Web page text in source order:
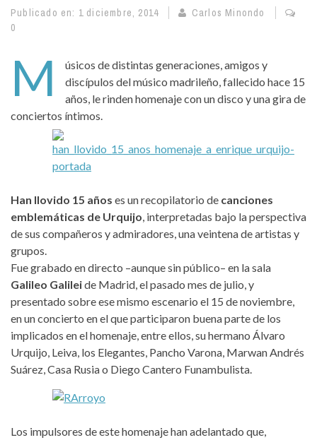
Publicado en: 1 diciembre, 2014
Carlos Minondo
0
M
úsicos de distintas generaciones, amigos y
discípulos del músico madrileño, fallecido hace 15
años, le rinden homenaje con un disco y una gira de
conciertos íntimos.
Han llovido 15 años es un recopilatorio de canciones
emblemáticas de Urquijo , interpretadas bajo la perspectiva
de sus compañeros y admiradores, una veintena de artistas y
grupos.
Fue grabado en directo –aunque sin público– en la sala
Galileo Galileide Madrid, el pasado mes de julio, y
presentado sobre ese mismo escenario el 15 de noviembre,
en un concierto en el que participaron buena parte de los
implicados en el homenaje, entre ellos, su hermano Álvaro
Urquijo, Leiva, los Elegantes, Pancho Varona, Marwan Andrés
Suárez, Casa Rusia o Diego Cantero Funambulista.
Los impulsores de este homenaje han adelantado que,